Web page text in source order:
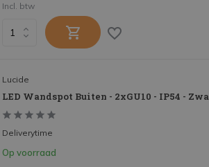
Incl. btw
Lucide
LED Wandspot Buiten - 2xGU10 - IP54 -
Deliverytime
Op voorraad